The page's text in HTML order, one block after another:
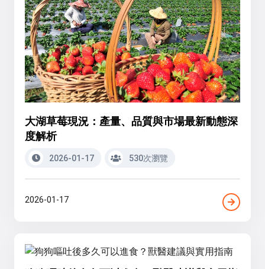
大湖草莓現況：產量、品質與市場最新動態深
度解析
2026-01-17 530次瀏覽
2026-01-17